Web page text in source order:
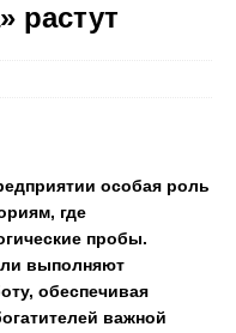
растут
особая роль
где
пробы.
выполняют
обеспечивая
важной